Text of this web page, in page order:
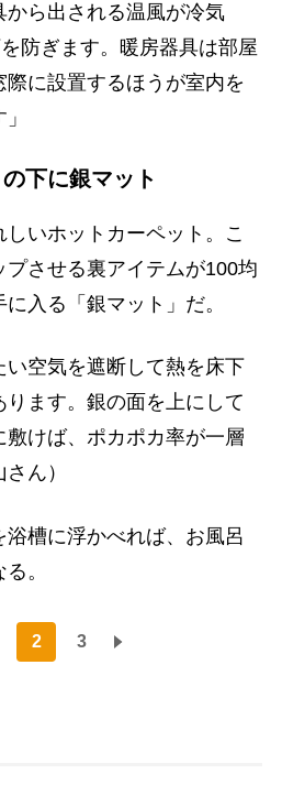
ら出される温風が冷気
防ぎます。暖房器具は部屋
に設置するほうが室内を
下に銀マット
いホットカーペット。こ
させる裏アイテムが100均
入る「銀マット」だ。
い空気を遮断して熱を床下
ます。銀の面を上にして
けば、ポカポカ率が一層
ん）
槽に浮かべれば、お風呂
。
2 3